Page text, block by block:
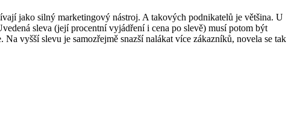
jako silný marketingový nástroj. A takových podnikatelů je většina. U
sleva (její procentní vyjádření i cena po slevě) musí potom být
vyšší slevu je samozřejmě snazší nalákat více zákazníků, novela se tak